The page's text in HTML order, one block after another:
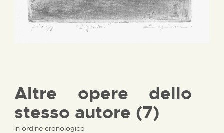
Altre opere dello
stesso autore (7)
in ordine cronologico